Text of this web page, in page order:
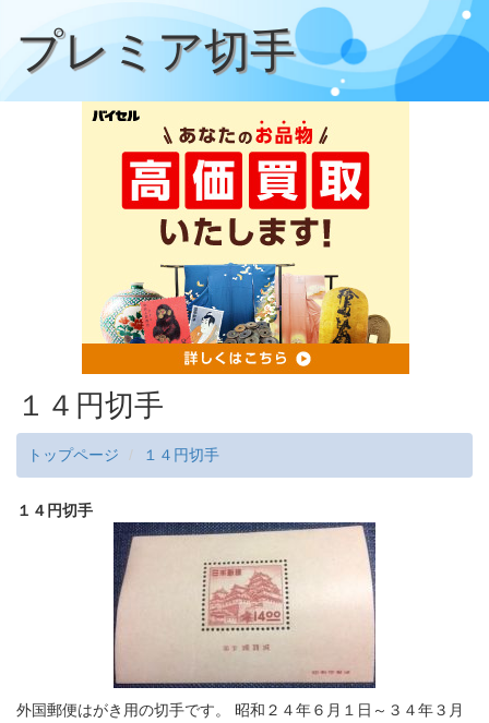
プレミア切手
１４円切手
トップページ １４円切手
１４円切手
外国郵便はがき用の切手です。 昭和２４年６月１日～３４年３月